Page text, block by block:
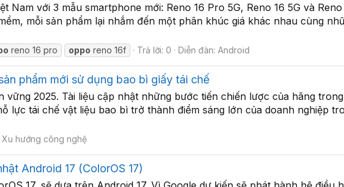
Nam với 3 mẫu smartphone mới: Reno 16 Pro 5G, Reno 16 5G và
mỗi sản phẩm lại nhắm đến một phân khúc giá khác nhau cùng
reno 16 pro oppo reno 16f Trả lời: 0 Diễn đàn:Android
phẩm mới sử dụng bao bì giấy tái chế
2025. Tài liệu cập nhật những bước tiến chiến lược của hãng
lực tái chế vật liệu bao bì trở thành điểm sáng lớn của doanh nghiệp
Xu hướng công nghệ
Android 17 (ColorOS 17)